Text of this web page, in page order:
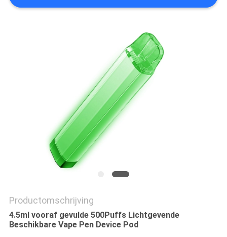
Productomschrijving
4.5ml vooraf gevulde 500Puffs Lichtgevende
Beschikbare Vape Pen Device Pod